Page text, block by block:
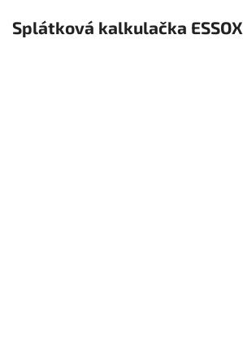
Splátková kalkulačka ESSOX